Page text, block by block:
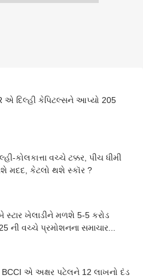
એ દિલ્હી કેપિટલ્સને આપ્યો 205
કોલકાત્તા વચ્ચે ટક્કર, પીચ ધીમી
મદદ, કેટલો થશે સ્કૉર ?
સ્ટાર ખેલાડીને મળશે 5-5 કરોડ
ની વચ્ચે પ્રમોશનના સમાચાર...
BCCI એ અક્ષર પટેલને 12 લાખનો દંડ